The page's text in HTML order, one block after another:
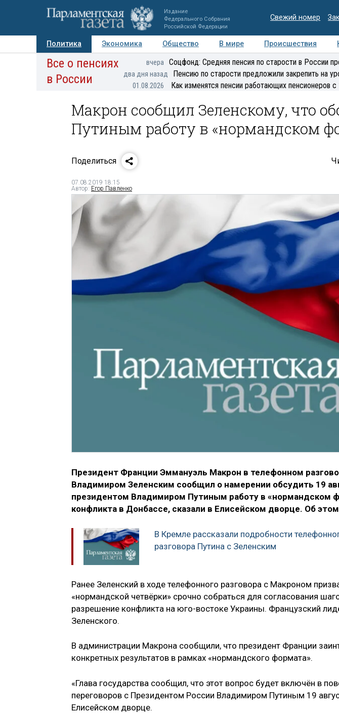
Издание
Федерального Собрания
Российской Федерации
Свежий номер
Политика Экономика Общество В мире Происшествия
Авторы Персоны Мнения Регионы Медиацентр
Все о пенсиях
в России
вчера Соцфонд: Средняя пенсия по старости в России
два дня назад Пенсию по старости предложили закрепить на
01.08.2026 Как изменятся пенсии работающих пенсионеров с
Макрон сообщил Зеленскому, что
Путиным работу в «нормандском
Поделиться
07.08.2019 18:15
Автор: Егор Павленко
Президент Франции Эммануэль Макрон в телефонном
Владимиром Зеленским сообщил о намерении обсудить 19
президентом Владимиром Путиным работу в «нормандском
конфликта в Донбассе, сказали в Елисейском дворце. Об
В Кремле рассказали подробности
разговора Путина с Зеленским
Ранее Зеленский в ходе телефонного разговора с Макроном
«нормандской четвёрки» срочно собраться для согласования
разрешение конфликта на юго-востоке Украины. Французский
Зеленского.
В администрации Макрона сообщили, что президент Франции
конкретных результатов в рамках «нормандского формата».
«Глава государства сообщил, что этот вопрос будет включён в
переговоров с Президентом России Владимиром Путиным 19
Елисейском дворце.